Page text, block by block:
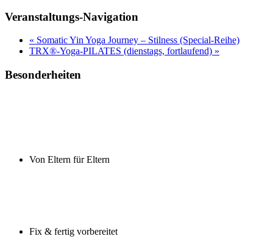
Veranstaltungs-Navigation
« Somatic Yin Yoga Journey – Stilness (Special-Reihe)
TRX®-Yoga-PILATES (dienstags, fortlaufend) »
Besonderheiten
Von Eltern für Eltern
Fix & fertig vorbereitet